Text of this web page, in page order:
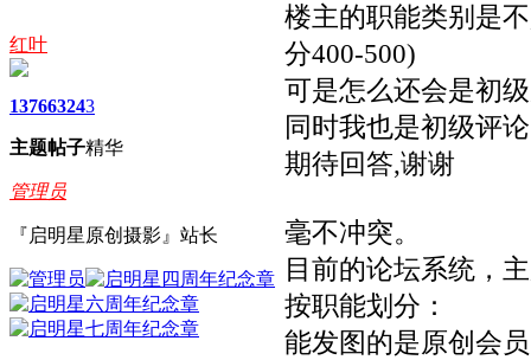
红叶
1376
主题
6324
帖子
3
精华
管理员
『启明星原创摄影』站长
楼主的职能类别是
分400-500)
可是怎么还会是初
同时我也是初级评
期待回答,谢谢
毫不冲突。
目前的论坛系统，
按职能划分：
能发图的是原创会员